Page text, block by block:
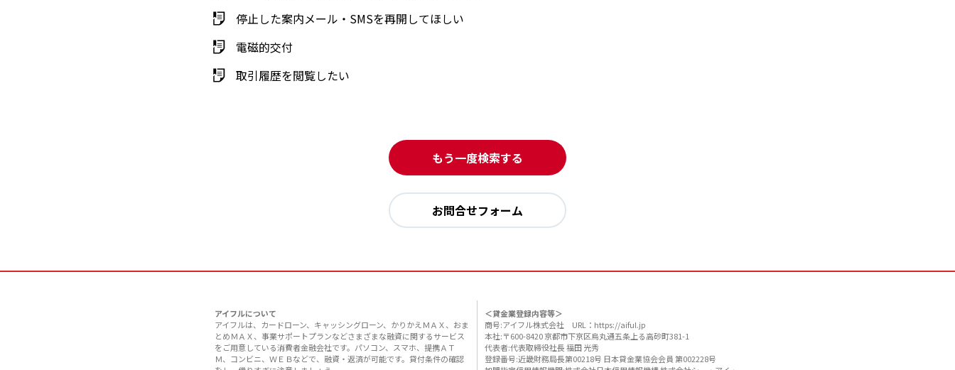
停止した案内メール・SMSを再開してほしい
電磁的交付
取引履歴を閲覧したい
もう一度検索する
お問合せフォーム
アイフルについて
アイフルは、カードローン、キャッシングローン、かりかえＭＡＸ、おま
とめＭＡＸ、事業サポートプランなどさまざまな融資に関するサービス
をご用意している消費者金融会社です。パソコン、スマホ、提携ＡＴ
Ｍ、コンビニ、ＷＥＢなどで、融資・返済が可能です。貸付条件の確認
＜貸金業登録内容等＞
商号:アイフル株式会社 URL：https://aiful.jp
本社:〒600-8420 京都市下京区烏丸通五条上る高砂町381-1
代表者:代表取締役社長 福田 光秀
登録番号:近畿財務局長第00218号 日本貸金業協会会員 第002228号